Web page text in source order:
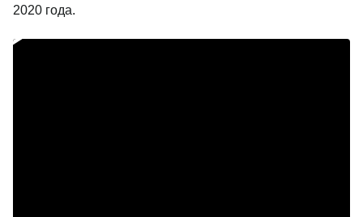
2020 года.